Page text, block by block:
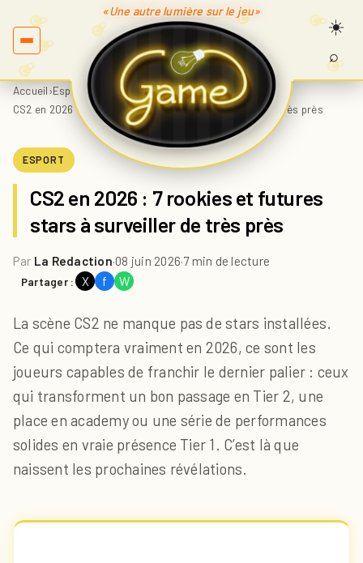
«Une autre lumière sur le jeu»
Game.fr
⌕
Accueil›Esport ›
CS2 en 2026 : 7 rookies et futures stars à surveiller de très près
ESPORT
CS2 en 2026 : 7 rookies et futures
stars à surveiller de très près
Par La Redaction·08 juin 2026·7 min de lecture
Partager : X f W
La scène CS2 ne manque pas de stars installées.
Ce qui comptera vraiment en 2026, ce sont les
joueurs capables de franchir le dernier palier : ceux
qui transforment un bon passage en Tier 2, une
place en academy ou une série de performances
solides en vraie présence Tier 1. C’est là que
naissent les prochaines révélations.